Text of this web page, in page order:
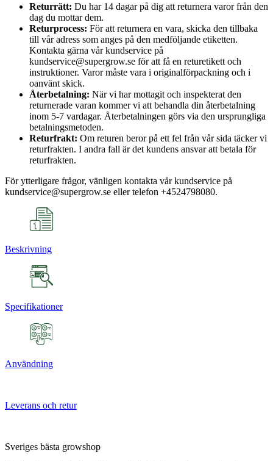
Returrätt: Du har 14 dagar på dig att returnera varor från den
dag du mottar dem.
Returprocess: För att returnera en vara, skicka den tillbaka
till vår adress som anges på den medföljande etiketten.
Kontakta gärna vår kundservice på
kundservice@supergrow.se för att få en returetikett och
instruktioner. Varor måste vara i originalförpackning och i
oanvänt skick.
Återbetalning: När vi har mottagit och inspekterat den
returnerade varan kommer vi att behandla din återbetalning
inom 5-7 vardagar. Återbetalningen görs via den ursprungliga
betalningsmetoden.
Returfrakt: Om returen beror på ett fel från vår sida täcker vi
returfrakten. I andra fall är det kundens ansvar att betala för
returfrakten.
För ytterligare frågor, vänligen kontakta vår kundservice på
kundservice@supergrow.se eller telefon +4524798080.
Beskrivning
Specifikationer
Användning
Leverans och retur
Sveriges bästa growshop